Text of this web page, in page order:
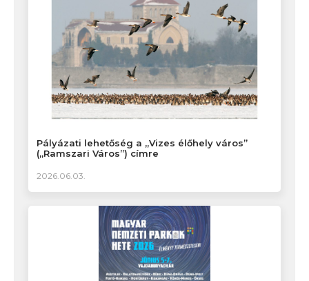
Pályázati lehetőség a „Vizes élőhely város”
(„Ramszari Város”) címre
2026.06.03.